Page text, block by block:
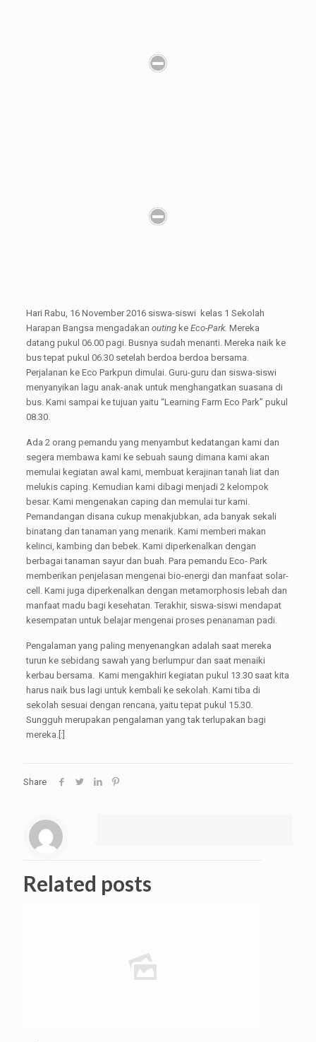
Hari Rabu, 16 November 2016 siswa-siswi kelas 1 Sekolah
Harapan Bangsa mengadakan outingke Eco-Park. Mereka
datang pukul 06.00 pagi. Busnya sudah menanti. Mereka naik ke
bus tepat pukul 06.30 setelah berdoa berdoa bersama.
Perjalanan ke Eco Parkpun dimulai. Guru-guru dan siswa-siswi
menyanyikan lagu anak-anak untuk menghangatkan suasana di
bus. Kami sampai ke tujuan yaitu “Learning Farm Eco Park” pukul
08.30.
Ada 2 orang pemandu yang menyambut kedatangan kami dan
segera membawa kami ke sebuah saung dimana kami akan
memulai kegiatan awal kami, membuat kerajinan tanah liat dan
melukis caping. Kemudian kami dibagi menjadi 2 kelompok
besar. Kami mengenakan caping dan memulai tur kami.
Pemandangan disana cukup menakjubkan, ada banyak sekali
binatang dan tanaman yang menarik. Kami memberi makan
kelinci, kambing dan bebek. Kami diperkenalkan dengan
berbagai tanaman sayur dan buah. Para pemandu Eco- Park
memberikan penjelasan mengenai bio-energi dan manfaat solar-
cell. Kami juga diperkenalkan dengan metamorphosis lebah dan
manfaat madu bagi kesehatan. Terakhir, siswa-siswi mendapat
kesempatan untuk belajar mengenai proses penanaman padi.
Pengalaman yang paling menyenangkan adalah saat mereka
turun ke sebidang sawah yang berlumpur dan saat menaiki
kerbau bersama. Kami mengakhiri kegiatan pukul 13.30 saat kita
harus naik bus lagi untuk kembali ke sekolah. Kami tiba di
sekolah sesuai dengan rencana, yaitu tepat pukul 15.30.
Sungguh merupakan pengalaman yang tak terlupakan bagi
mereka.[:]
Share
Related posts